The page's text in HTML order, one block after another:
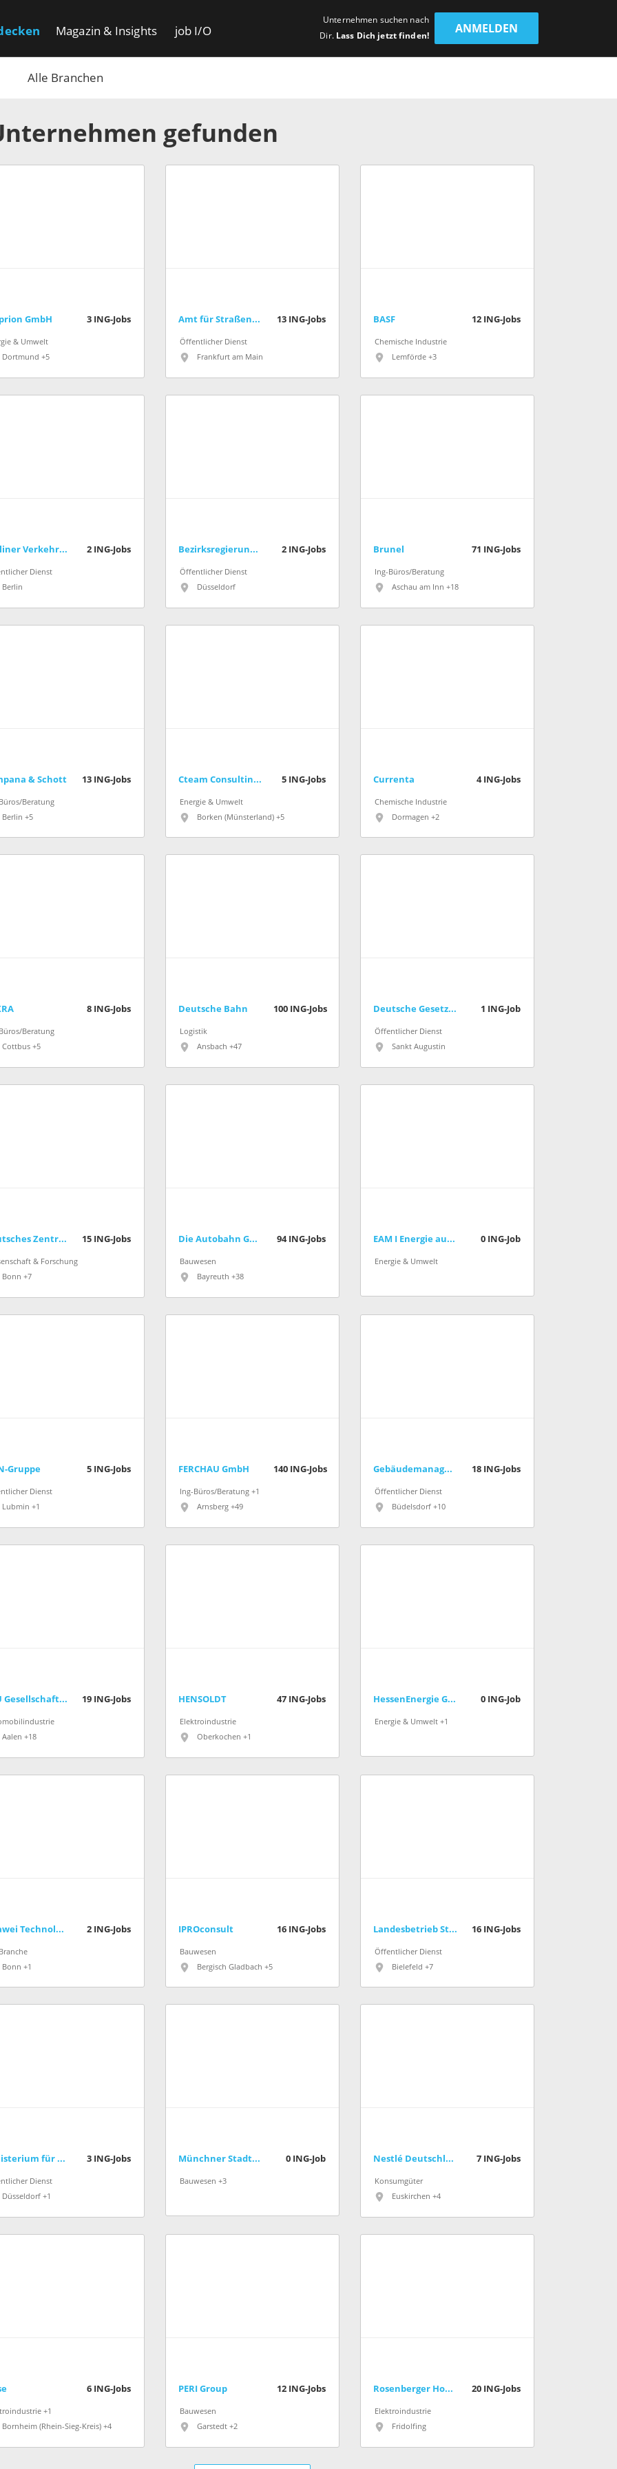
Alle Branchen
Magazin & Insights job I/O
Unternehmen suchen nach
Dir. Lass Dich jetzt finden!
ANMELDEN
gefunden
GmbH 3 ING-Jobs
& Umwelt
Dortmund +5
Amt für Straßenbau und Erschließung (Stadt Frankfurt am Main) 13 ING-Jobs
Öffentlicher Dienst
Frankfurt am Main
BASF 12 ING-Jobs
Chemische Industrie
Lemförde +3
Berliner Verkehrsbetriebe (BVG) 2 ING-Jobs
Dienst
Berlin
Bezirksregierung Düsseldorf 2 ING-Jobs
Öffentlicher Dienst
Düsseldorf
Brunel 71 ING-Jobs
Ing-Büros/Beratung
Aschau am Inn +18
& Schott 13 ING-Jobs
Beratung
Berlin +5
Cteam Consulting und Anlagenbau GmbH 5 ING-Jobs
Energie & Umwelt
Borken (Münsterland) +5
Currenta 4 ING-Jobs
Chemische Industrie
Dormagen +2
8 ING-Jobs
Beratung
Cottbus +5
Deutsche Bahn 100 ING-Jobs
Logistik
Ansbach +47
Deutsche Gesetzliche Unfallversicherung e.V. (DGUV) 1 ING-Job
Öffentlicher Dienst
Sankt Augustin
Deutsches Zentrum für Luft- und Raumfahrt (DLR) 15 ING-Jobs
& Forschung
Bonn +7
Die Autobahn GmbH des Bundes 94 ING-Jobs
Bauwesen
Bayreuth +38
EAM I Energie aus der Mitte 0 ING-Job
Energie & Umwelt
Gruppe 5 ING-Jobs
Dienst
Lubmin +1
FERCHAU GmbH 140 ING-Jobs
Ing-Büros/Beratung +1
Arnsberg +49
Gebäudemanagement Schleswig-Holstein AöR 18 ING-Jobs
Öffentlicher Dienst
Büdelsdorf +10
GTÜ Gesellschaft für Technische Überwachung mbH 19 ING-Jobs
Aalen +18
HENSOLDT 47 ING-Jobs
Elektroindustrie
Oberkochen +1
HessenEnergie Gesellschaft für rationelle Energienutzung mbH 0 ING-Job
Energie & Umwelt +1
Huawei Technologies 2 ING-Jobs
Bonn +1
IPROconsult 16 ING-Jobs
Bauwesen
Bergisch Gladbach +5
Landesbetrieb Straßenbau Nordrhein-Westfalen 16 ING-Jobs
Öffentlicher Dienst
Bielefeld +7
Ministerium für Umwelt, Naturschutz und Verkehr des Landes Nordrhein-Westfalen 3 ING-Jobs
Dienst
Düsseldorf +1
Münchner Stadtentwässerung 0 ING-Job
Bauwesen +3
Nestlé Deutschland 7 ING-Jobs
Konsumgüter
Euskirchen +4
6 ING-Jobs
+1
Bornheim (Rhein-Sieg-Kreis) +4
PERI Group 12 ING-Jobs
Bauwesen
Garstedt +2
Rosenberger Hochfrequenztechnik GmbH & Co. KG 20 ING-Jobs
Elektroindustrie
Fridolfing